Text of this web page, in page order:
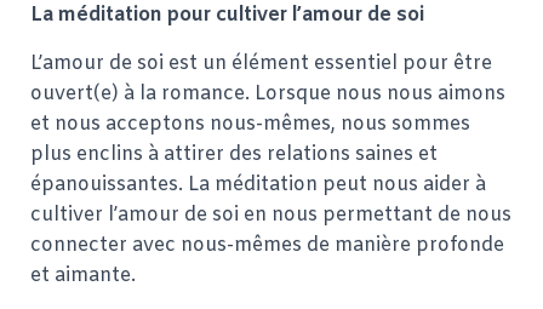
La méditation pour cultiver l’amour de soi
L’amour de soi est un élément essentiel pour être
ouvert(e) à la romance. Lorsque nous nous aimons
et nous acceptons nous-mêmes, nous sommes
plus enclins à attirer des relations saines et
épanouissantes. La méditation peut nous aider à
cultiver l’amour de soi en nous permettant de nous
connecter avec nous-mêmes de manière profonde
et aimante.